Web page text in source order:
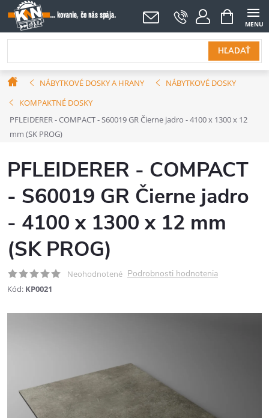
Prejsť
na
obsah
HĽADAŤ
NÁKUPNÝ
KOŠÍK
DomovNÁBYTKOVÉ DOSKY A HRANY
NÁBYTKOVÉ DOSKY
KOMPAKTNÉ DOSKY
PFLEIDERER - COMPACT - S60019 GR Čierne jadro - 4100 x 1300 x 12
mm (SK PROG)
PFLEIDERER - COMPACT
- S60019 GR Čierne jadro
- 4100 x 1300 x 12 mm
(SK PROG)
Neohodnotené Podrobnosti hodnotenia
Kód: KP0021